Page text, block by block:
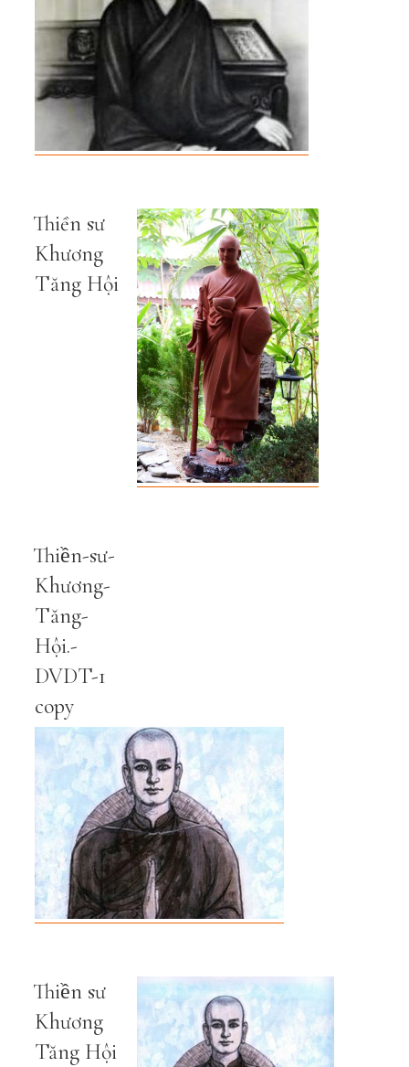
Thiền sư
Khương
Tăng Hội
Thiền-sư-
Khương-
Tăng-
Hội.-
DVDT-1
copy
Thiền sư
Khương
Tăng Hội